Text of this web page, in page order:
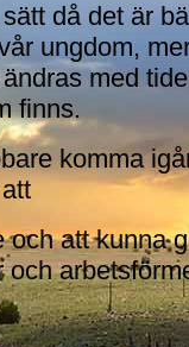
då det är
ungdom,
med
finns.
komma
att kunna